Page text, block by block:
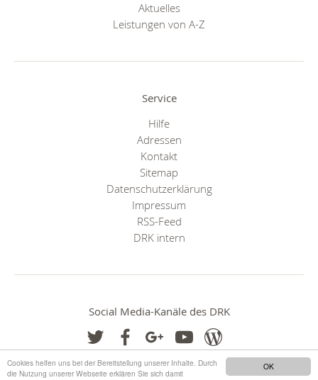
OK
Cookies helfen uns bei der Bereitstellung unserer Inhalte. Durch
die Nutzung unserer Webseite erklären Sie sich damit
Aktuelles
Leistungen von A-Z
Service
Hilfe
Adressen
Kontakt
Sitemap
Datenschutzerklärung
Impressum
RSS-Feed
DRK intern
Social Media-Kanäle des DRK